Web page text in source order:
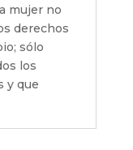
mujer no
derechos
sólo
los
y que